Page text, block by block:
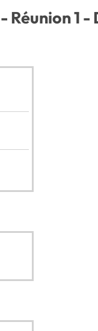
1 -